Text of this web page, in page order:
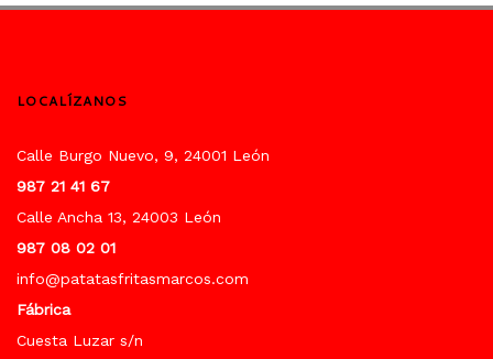
LOCALÍZANOS
Calle Burgo Nuevo, 9, 24001 León
987 21 41 67
Calle Ancha 13, 24003 León
987 08 02 01
info@patatasfritasmarcos.com
Fábrica
Cuesta Luzar s/n